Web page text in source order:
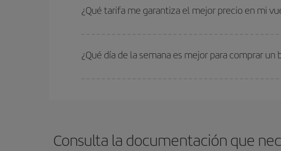
estén disponibles o se vayan agotando. Por eso, comprar con
¿Qué tarifa me garantiza el mejor precio en mi
¿Qué día de la semana es mejor para comprar
Consulta la documentación que